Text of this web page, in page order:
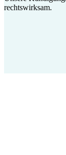
rechtswirksam.